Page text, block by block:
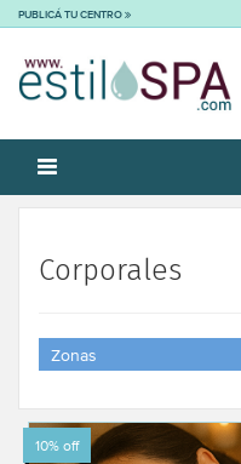
PUBLICÁ TU CENTRO
Corporales
Zonas
10% off